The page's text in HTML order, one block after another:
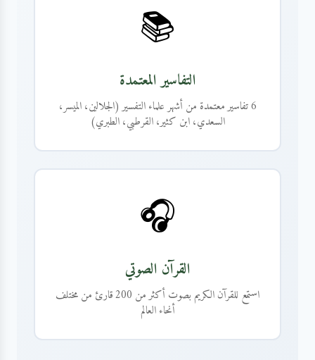
📚
التفاسير المعتمدة
6 تفاسير معتمدة من أشهر علماء التفسير (الجلالين، الميسر،
السعدي، ابن كثير، القرطبي، الطبري)
🎧
القرآن الصوتي
استمع للقرآن الكريم بصوت أكثر من 200 قارئ من مختلف
أنحاء العالم